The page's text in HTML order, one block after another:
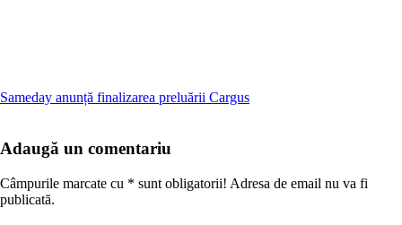
Sameday anunță finalizarea preluării Cargus
Adaugă un comentariu
Câmpurile marcate cu * sunt obligatorii! Adresa de email nu va fi
publicată.